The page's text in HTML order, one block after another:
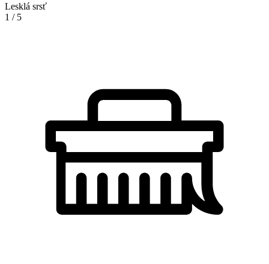
Lesklá srsť
1 / 5